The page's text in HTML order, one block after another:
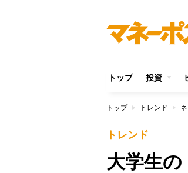
トップ 投資
トップ トレンド
トレンド
大学生